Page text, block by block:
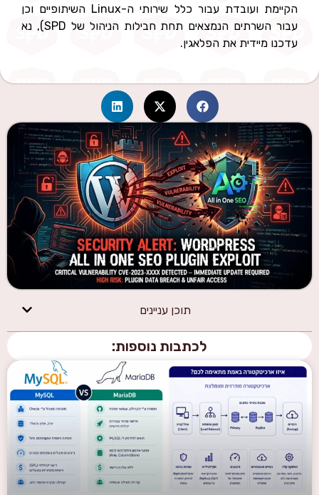
הקיימת ועובדת עבור כלל שירותי ה-Linux השיתופיים וכן
עבור השרתים הנמצאים תחת חבילות הניהול של SPD), נא
עדכנו מיידית את הפלאגין.
תוכן עניינים
לכתבות נוספות: